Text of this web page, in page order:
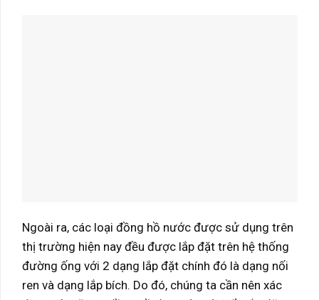
Ngoài ra, các loại đồng hồ nước được sử dụng trên
thị trường hiện nay đều được lắp đặt trên hệ thống
đường ống với 2 dạng lắp đặt chính đó là dạng nối
ren và dạng lắp bích. Do đó, chúng ta cần nên xác